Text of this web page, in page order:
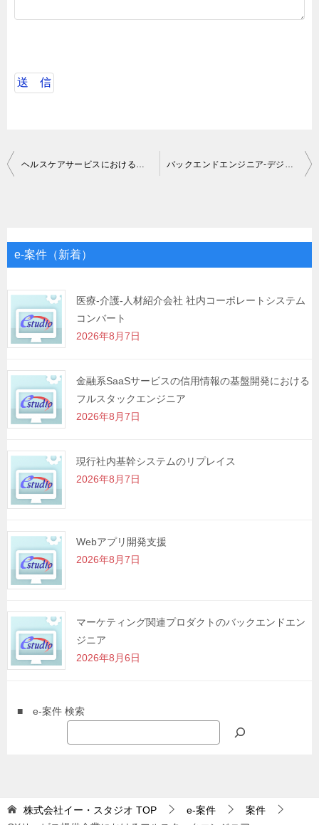
投
ゲ
シ
ョ
ン
ヘルスケアサービスにおけるバックエンドエンジニア バックエンドエンジニア-デジタルコマース領域AR、VR、Web3.0、ブロックチェーン等の次世代技術
e-案件（新着）
医療-介護-人材紹介会社 社内コーポレートシステム
コンバート
2026年8月7日
金融系SaaSサービスの信用情報の基盤開発における
フルスタックエンジニア
2026年8月7日
現行社内基幹システムのリプレイス
2026年8月7日
Webアプリ開発支援
2026年8月7日
マーケティング関連プロダクトのバックエンドエン
ジニア
2026年8月6日
■ e-案件 検索
株式会社イー・スタジオ TOP e-案件
案件